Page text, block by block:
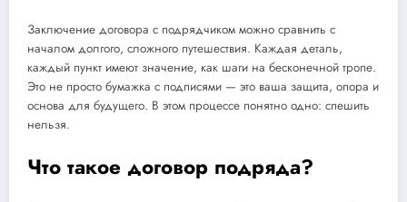
Заключение договора с подрядчиком можно сравнить с
началом долгого, сложного путешествия. Каждая деталь,
каждый пункт имеют значение, как шаги на бесконечной тропе.
Это не просто бумажка с подписями — это ваша защита, опора и
основа для будущего. В этом процессе понятно одно: спешить
нельзя.
Что такое договор подряда?